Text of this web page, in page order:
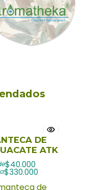
DE
ATK
$40.000
$330.000
de